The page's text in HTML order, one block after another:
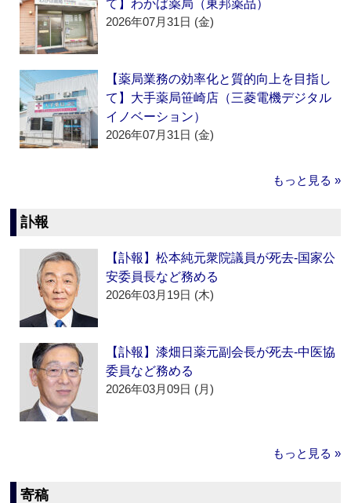
て】わかば薬局（東邦薬品）
2026年07月31日 (金)
【薬局業務の効率化と質的向上を目指し
て】大手薬局笹崎店（三菱電機デジタル
イノベーション）
2026年07月31日 (金)
もっと見る »
訃報
【訃報】松本純元衆院議員が死去‐国家公
安委員長など務める
2026年03月19日 (木)
【訃報】漆畑日薬元副会長が死去‐中医協
委員など務める
2026年03月09日 (月)
もっと見る »
寄稿